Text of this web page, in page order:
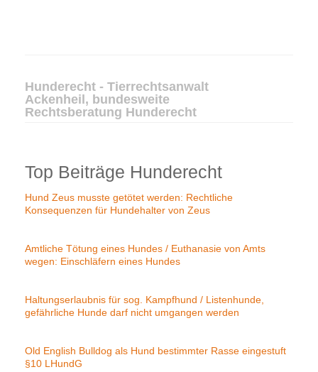
Hunderecht - Tierrechtsanwalt
Ackenheil, bundesweite
Rechtsberatung Hunderecht
Top Beiträge Hunderecht
Hund Zeus musste getötet werden: Rechtliche
Konsequenzen für Hundehalter von Zeus
Amtliche Tötung eines Hundes / Euthanasie von Amts
wegen: Einschläfern eines Hundes
Haltungserlaubnis für sog. Kampfhund / Listenhunde,
gefährliche Hunde darf nicht umgangen werden
Old English Bulldog als Hund bestimmter Rasse eingestuft
§10 LHundG